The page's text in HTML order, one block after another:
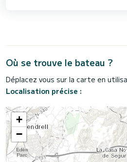
Où se trouve le bateau ?
Déplacez vous sur la carte en
Localisation précise :
+
−